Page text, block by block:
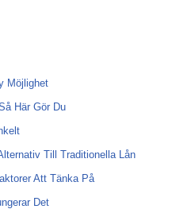
Möjlighet
Här Gör Du
Till Traditionella Lån
Att Tänka På
Det